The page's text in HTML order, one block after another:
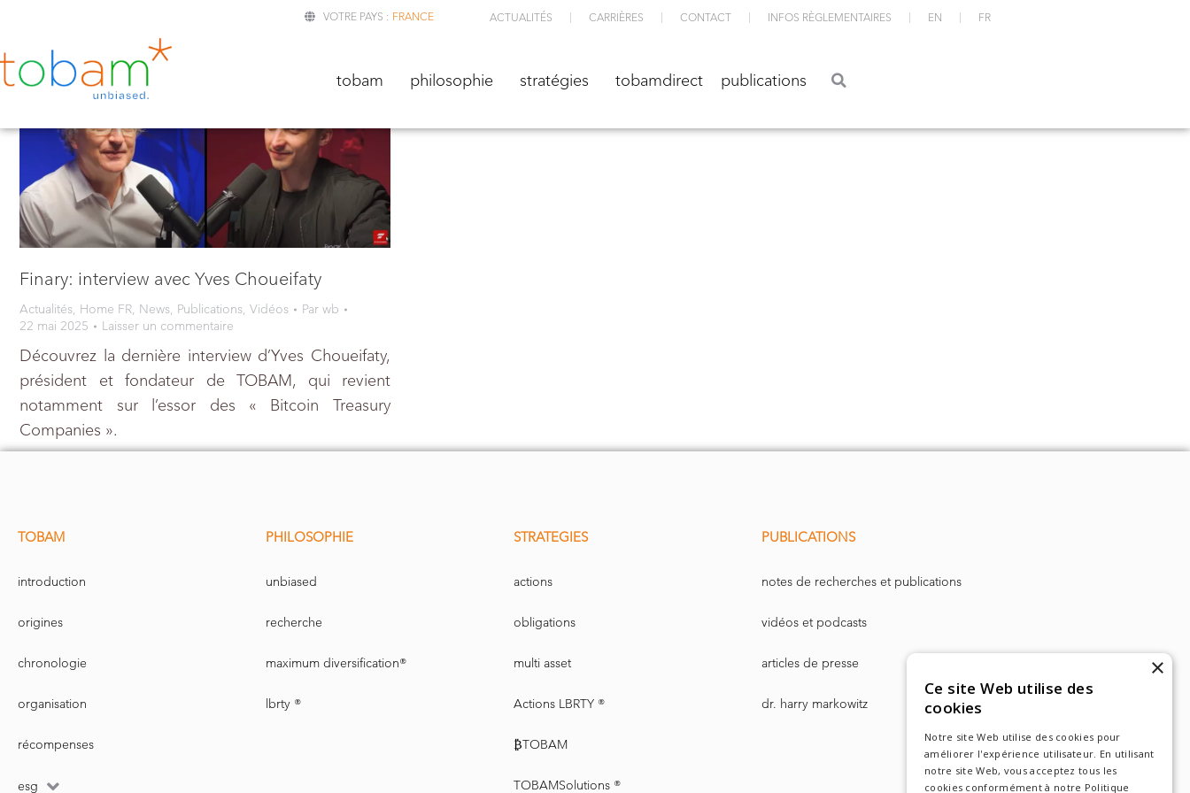
VOTRE PAYS : FRANCE ACTUALITÉS CARRIÈRES CONTACT INFOS RÈGLEMENTAIRES EN FR
tobam philosophie stratégies tobamdirect publications
Finary: interview avec Yves Choueifaty
Actualités, Home FR, News, Publications, Vidéos Par wb
22 mai 2025
Laisser un commentaire
Découvrez la dernière interview d’Yves Choueifaty,
président et fondateur de TOBAM, qui revient
notamment sur l’essor des « Bitcoin Treasury
Companies ».
TOBAM
introduction
origines
chronologie
organisation
récompenses
esg
PHILOSOPHIE
unbiased
recherche
maximum diversification®
lbrty ®
STRATEGIES
actions
obligations
multi asset
Actions LBRTY ®
₿TOBAM
TOBAMSolutions ®
PUBLICATIONS
notes de recherches et publications
vidéos et podcasts
articles de presse
dr. harry markowitz
×
Ce site Web utilise des
cookies
Notre site Web utilise des cookies pour
améliorer l'expérience utilisateur. En utilisant
notre site Web, vous acceptez tous les
cookies conformément à notre Politique